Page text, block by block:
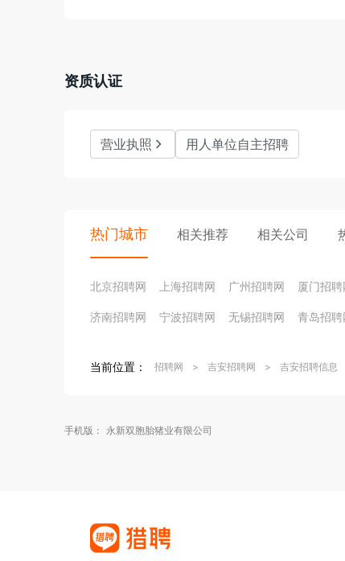
资质认证
营业执照 用人单位自主招聘
热门城市 相关推荐 相关公司
北京招聘网 上海招聘网 广州招聘网 厦门招聘
济南招聘网 宁波招聘网 无锡招聘网 青岛招聘
当前位置： 招聘网 > 吉安招聘网 > 吉安招聘信息
手机版： 永新双胞胎猪业有限公司